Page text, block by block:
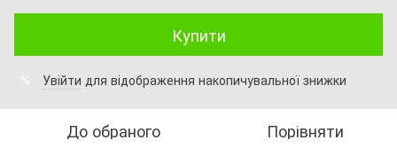
Купити
% Увійти для відображення накопичувальної знижки
До обраного Порівняти